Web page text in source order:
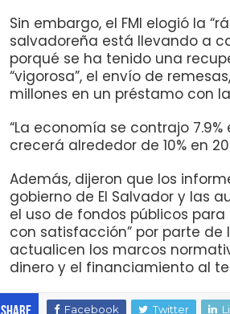
Sin embargo, el FMI elogió la
salvadoreña está llevando a
porqué se ha tenido una
“vigorosa”, el envío de
millones en un préstamo con
“La economía se contrajo
crecerá alrededor de 10% en
Además, dijeron que los
gobierno de El Salvador y las
el uso de fondos públicos
con satisfacción” por parte de
actualicen los marcos
dinero y el financiamiento al
Facebook Twitter